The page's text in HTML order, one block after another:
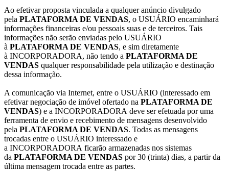
Ao efetivar proposta vinculada a qualquer anúncio divulgado
pela PLATAFORMA DE VENDAS, o USUÁRIO encaminhará
informações financeiras e/ou pessoais suas e de terceiros. Tais
informações não serão enviadas pelo USUÁRIO
à PLATAFORMA DE VENDAS, e sim diretamente
à INCORPORADORA, não tendo a PLATAFORMA DE
VENDAS qualquer responsabilidade pela utilização e destinação
dessa informação.
A comunicação via Internet, entre o USUÁRIO (interessado em
efetivar negociação de imóvel ofertado na PLATAFORMA DE
VENDAS) e a INCORPORADORA deve ser efetuada por uma
ferramenta de envio e recebimento de mensagens desenvolvido
pela PLATAFORMA DE VENDAS. Todas as mensagens
trocadas entre o USUÁRIO interessado e
a INCORPORADORA ficarão armazenadas nos sistemas
da PLATAFORMA DE VENDAS por 30 (trinta) dias, a partir da
última mensagem trocada entre as partes.